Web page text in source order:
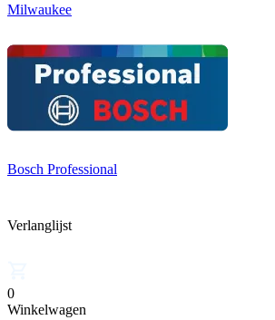
Milwaukee
Bosch Professional
Verlanglijst
0
Winkelwagen